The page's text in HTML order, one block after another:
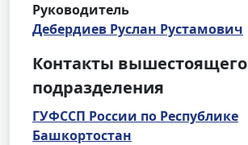
Руководитель
Дебердиев Руслан Рустамович
Контакты вышестоящего
подразделения
ГУФССП России по Республике
Башкортостан